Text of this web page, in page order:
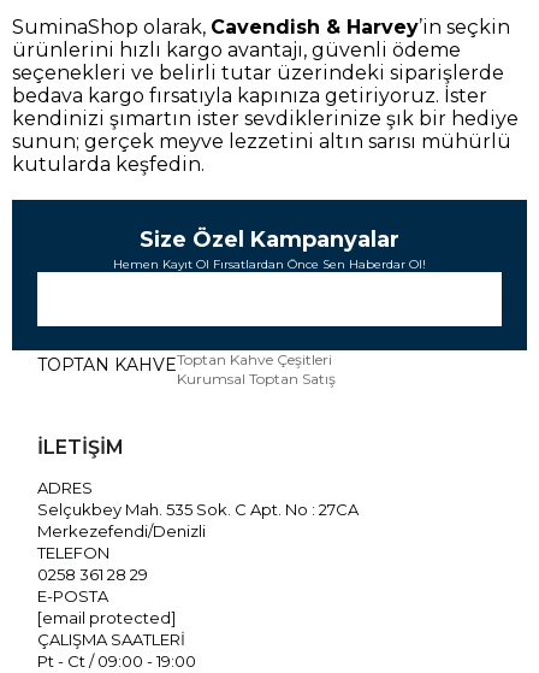
SuminaShop olarak, Cavendish & Harvey’in seçkin
ürünlerini hızlı kargo avantajı, güvenli ödeme
seçenekleri ve belirli tutar üzerindeki siparişlerde
bedava kargo fırsatıyla kapınıza getiriyoruz. İster
kendinizi şımartın ister sevdiklerinize şık bir hediye
sunun; gerçek meyve lezzetini altın sarısı mühürlü
kutularda keşfedin.
Size Özel Kampanyalar
Hemen Kayıt Ol Fırsatlardan Önce Sen Haberdar Ol!
TOPTAN KAHVEToptan Kahve Çeşitleri
Kurumsal Toptan Satış
İLETİŞİM
ADRES
Selçukbey Mah. 535 Sok. C Apt. No : 27CA
Merkezefendi/Denizli
TELEFON
0258 361 28 29
E-POSTA
[email protected]
ÇALIŞMA SAATLERİ
Pt - Ct / 09:00 - 19:00